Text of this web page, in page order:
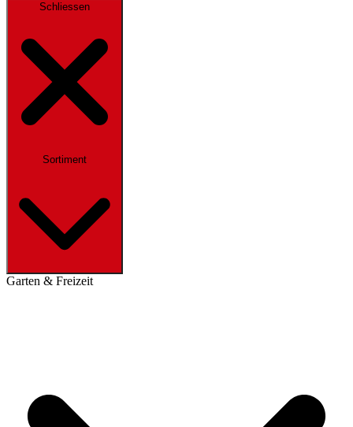
Schliessen
Sortiment
Garten & Freizeit